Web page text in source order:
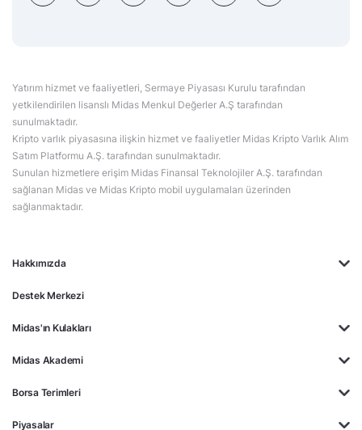
Hakkımızda
Destek Merkezi
Midas'ın Kulakları
Midas Akademi
Borsa Terimleri
Piyasalar
Yatırım hizmet ve faaliyetleri, Sermaye Piyasası Kurulu tarafından
yetkilendirilen lisanslı Midas Menkul Değerler A.Ş tarafından
sunulmaktadır.
Kripto varlık piyasasına ilişkin hizmet ve faaliyetler Midas Kripto Varlık Alım
Satım Platformu A.Ş. tarafından sunulmaktadır.
Sunulan hizmetlere erişim Midas Finansal Teknolojiler A.Ş. tarafından
sağlanan Midas ve Midas Kripto mobil uygulamaları üzerinden
sağlanmaktadır.